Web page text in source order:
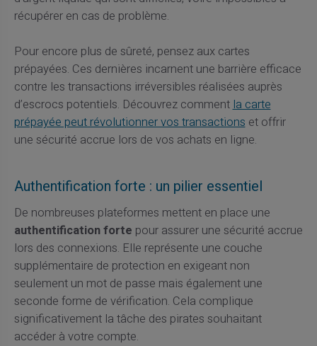
récupérer en cas de problème.
Pour encore plus de sûreté, pensez aux cartes
prépayées. Ces dernières incarnent une barrière efficace
contre les transactions irréversibles réalisées auprès
d’escrocs potentiels. Découvrez comment la carte
prépayée peut révolutionner vos transactions et offrir
une sécurité accrue lors de vos achats en ligne.
Authentification forte : un pilier essentiel
De nombreuses plateformes mettent en place une
authentification forte pour assurer une sécurité accrue
lors des connexions. Elle représente une couche
supplémentaire de protection en exigeant non
seulement un mot de passe mais également une
seconde forme de vérification. Cela complique
significativement la tâche des pirates souhaitant
accéder à votre compte.